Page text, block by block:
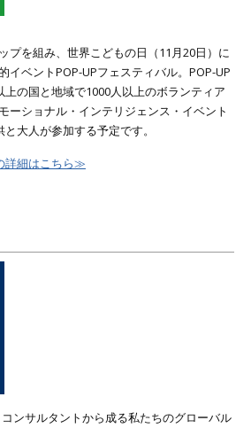
プを組み、世界こどもの日（11月20日）に
イベントPOP-UPフェスティバル。POP-UP
の国と地域で1000人以上のボランティア
ーショナル・インテリジェンス・イベント
大人が参加する予定です。
詳細はこちら≫
ンサルタントから成る私たちのグローバル